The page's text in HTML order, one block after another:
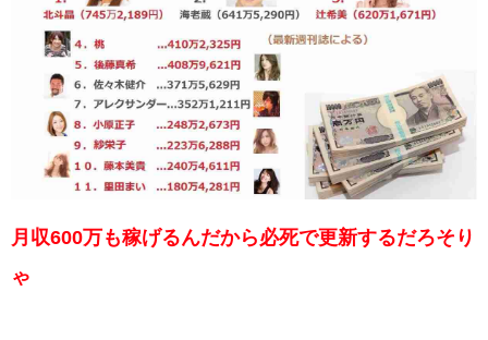
月収600万も稼げるんだから必死で更新するだろそり
ゃ